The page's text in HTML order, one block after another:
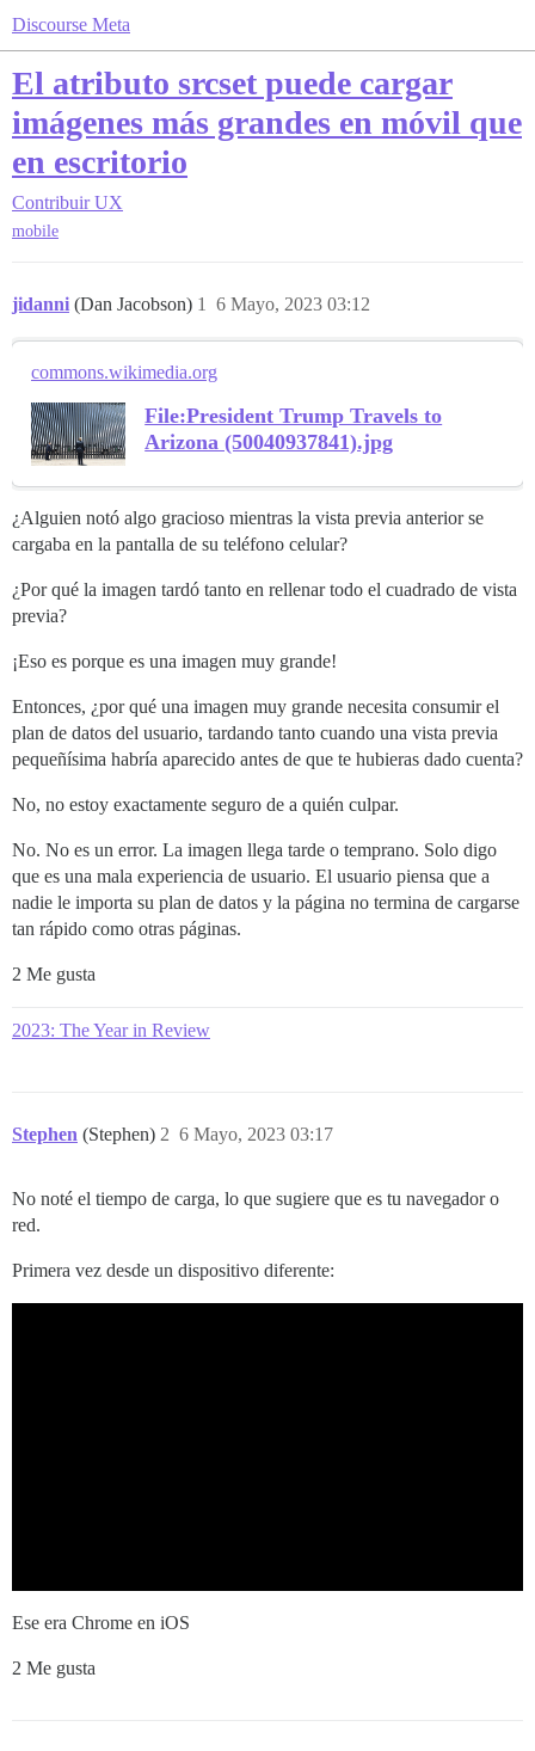
Discourse Meta
El atributo srcset puede cargar
imágenes más grandes en móvil que
en escritorio
Contribuir UX
mobile
jidanni (Dan Jacobson) 6 Mayo, 2023 03:12
1
commons.wikimedia.org
File:President Trump Travels to
Arizona (50040937841).jpg
¿Alguien notó algo gracioso mientras la vista previa anterior se
cargaba en la pantalla de su teléfono celular?
¿Por qué la imagen tardó tanto en rellenar todo el cuadrado de vista
previa?
¡Eso es porque es una imagen muy grande!
Entonces, ¿por qué una imagen muy grande necesita consumir el
plan de datos del usuario, tardando tanto cuando una vista previa
pequeñísima habría aparecido antes de que te hubieras dado cuenta?
No, no estoy exactamente seguro de a quién culpar.
No. No es un error. La imagen llega tarde o temprano. Solo digo
que es una mala experiencia de usuario. El usuario piensa que a
nadie le importa su plan de datos y la página no termina de cargarse
tan rápido como otras páginas.
2 Me gusta
2023: The Year in Review
Stephen (Stephen) 6 Mayo, 2023 03:17
2
No noté el tiempo de carga, lo que sugiere que es tu navegador o
red.
Primera vez desde un dispositivo diferente:
Ese era Chrome en iOS
2 Me gusta